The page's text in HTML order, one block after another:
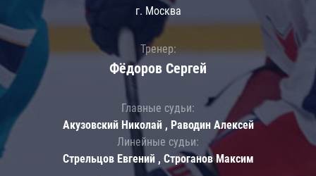
г. Москва
Тренер:
Фёдоров Сергей
Главные судьи:
Акузовский Николай , Раводин Алексей
Линейные судьи:
Стрельцов Евгений , Строганов Максим